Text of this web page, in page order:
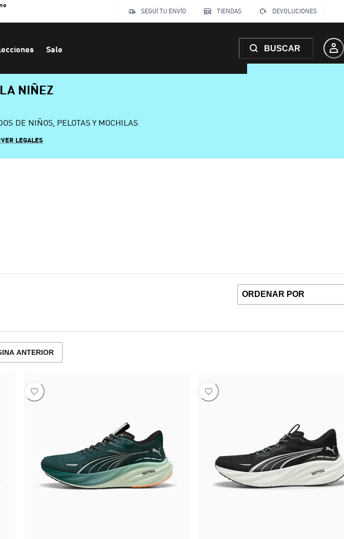
SEGUÍ TU ENVÍO
TIENDAS DEVOLUCIONES
Sale BUSCAR
NIÑEZ
DE NIÑOS, PELOTAS Y MOCHILAS
VER LEGALES
ANTERIOR